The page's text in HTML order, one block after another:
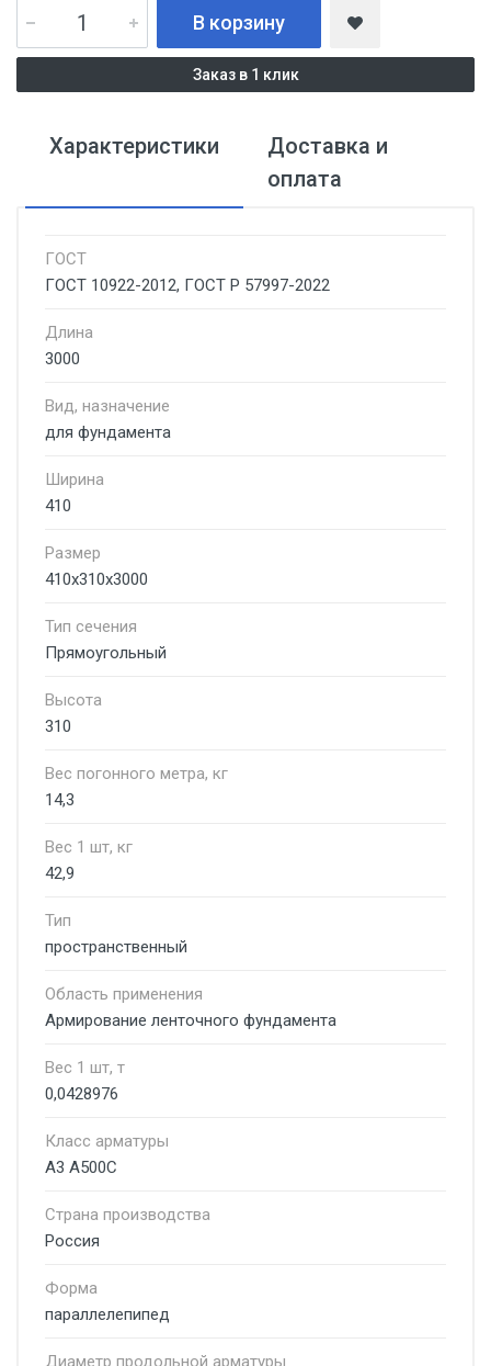
В корзину
Заказ в 1 клик
Характеристики
Доставка и
оплата
ГОСТ
ГОСТ 10922-2012, ГОСТ Р 57997-2022
Длина
3000
Вид, назначение
для фундамента
Ширина
410
Размер
410х310х3000
Тип сечения
Прямоугольный
Высота
310
Вес погонного метра, кг
14,3
Вес 1 шт, кг
42,9
Тип
пространственный
Область применения
Армирование ленточного фундамента
Вес 1 шт, т
0,0428976
Класс арматуры
А3 А500С
Страна производства
Россия
Форма
параллелепипед
Диаметр продольной арматуры